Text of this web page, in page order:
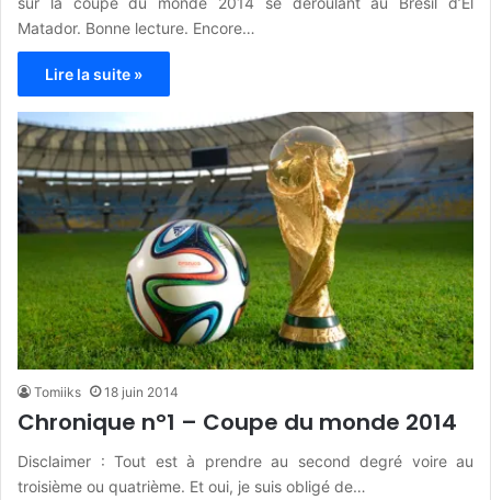
Matador. Bonne lecture. Encore…
Lire la suite »
Tomiiks 18 juin 2014
Chronique n°1 – Coupe du monde 2014
Disclaimer : Tout est à prendre au second degré voire au
troisième ou quatrième. Et oui, je suis obligé de…